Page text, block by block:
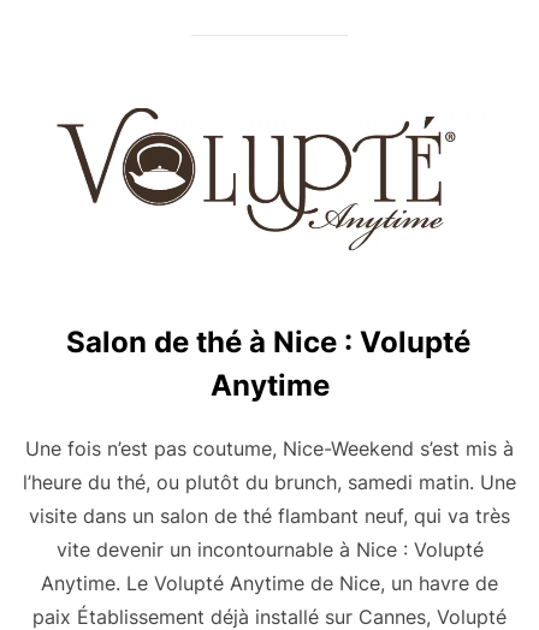
Salon de thé à Nice : Volupté
Anytime
Une fois n’est pas coutume, Nice-Weekend s’est mis à
l’heure du thé, ou plutôt du brunch, samedi matin. Une
visite dans un salon de thé flambant neuf, qui va très
vite devenir un incontournable à Nice : Volupté
Anytime. Le Volupté Anytime de Nice, un havre de
paix Établissement déjà installé sur Cannes, Volupté